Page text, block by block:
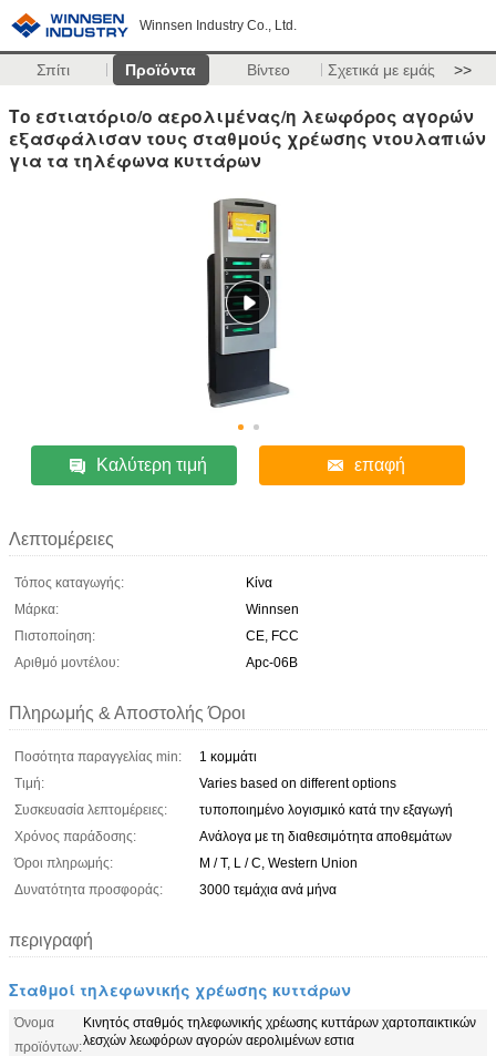
Winnsen Industry Co., Ltd.
Σπίτι Προϊόντα Βίντεο Σχετικά με εμάς >>
Το εστιατόριο/ο αερολιμένας/η λεωφόρος αγορών
εξασφάλισαν τους σταθμούς χρέωσης ντουλαπιών
για τα τηλέφωνα κυττάρων
Καλύτερη τιμή επαφή
Λεπτομέρειες
Τόπος καταγωγής:
Κίνα
Μάρκα:
Winnsen
Πιστοποίηση:
CE, FCC
Αριθμό μοντέλου:
Apc-06B
Πληρωμής & Αποστολής Όροι
Ποσότητα παραγγελίας min:
1 κομμάτι
Τιμή:
Varies based on different options
Συσκευασία λεπτομέρειες:
τυποποιημένο λογισμικό κατά την εξαγωγή
Χρόνος παράδοσης:
Ανάλογα με τη διαθεσιμότητα αποθεμάτων
Όροι πληρωμής:
Μ / Τ, L / C, Western Union
Δυνατότητα προσφοράς:
3000 τεμάχια ανά μήνα
περιγραφή
Σταθμοί τηλεφωνικής χρέωσης κυττάρων
Όνομα
προϊόντων:
Κινητός σταθμός τηλεφωνικής χρέωσης κυττάρων χαρτοπαικτικών
λεσχών λεωφόρων αγορών αερολιμένων εστια